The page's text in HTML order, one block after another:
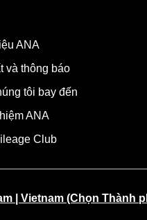
ANA
và thông báo
tôi bay đến
ANA
Club
| Vietnam (Chọn Thành